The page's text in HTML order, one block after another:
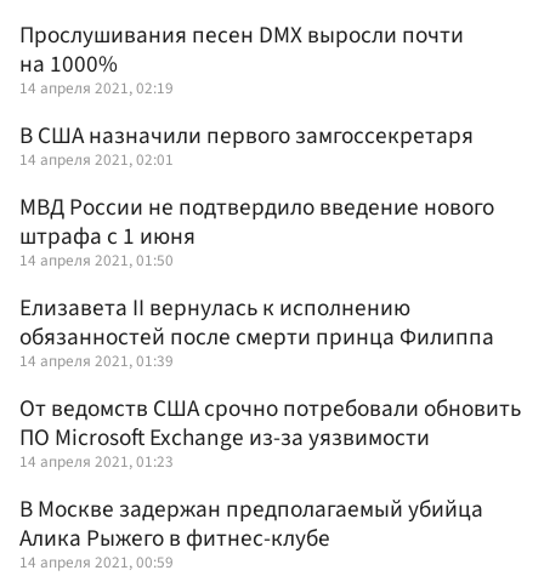
Прослушивания песен DMX выросли почти
на 1000%
14 апреля 2021, 02:19
В США назначили первого замгоссекретаря
14 апреля 2021, 02:01
МВД России не подтвердило введение нового
штрафа с 1 июня
14 апреля 2021, 01:50
Елизавета II вернулась к исполнению
обязанностей после смерти принца Филиппа
14 апреля 2021, 01:39
От ведомств США срочно потребовали обновить
ПО Microsoft Exchange из-за уязвимости
14 апреля 2021, 01:23
В Москве задержан предполагаемый убийца
Алика Рыжего в фитнес-клубе
14 апреля 2021, 00:59